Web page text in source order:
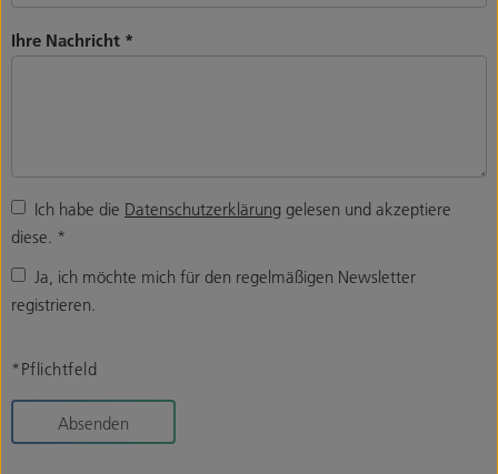
Ihre Nachricht *
Ich habe die Datenschutzerklärung gelesen und akzeptiere
diese. *
Ja, ich möchte mich für den regelmäßigen Newsletter
registrieren.
*Pflichtfeld
Absenden